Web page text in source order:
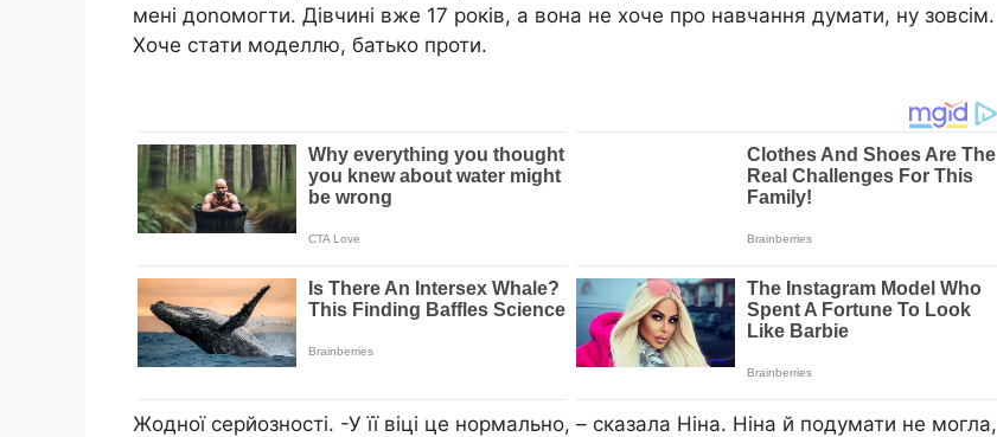
мені доnомогти. Дівчині вже 17 років, а вона не хоче про навчання думати, ну зовсім.
Хоче стати моделлю, батько проти.
Жодної серйозності. -У її віці це нормально, – сказала Ніна. Ніна й подумати не могла,